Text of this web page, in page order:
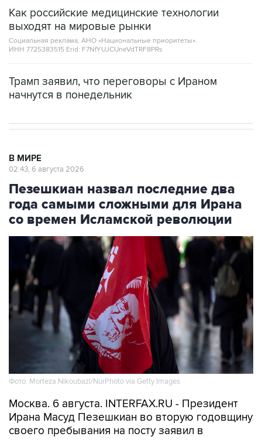
Как российские медицинские технологии
выходят на мировые рынки
Социальная реклама, АНО «Национальные приоритеты».
ИНН 7725383515 Erid: F7NfYUJCUneVdTRF8PRs
Трамп заявил, что переговоры с Ираном
начнутся в понедельник
В МИРЕ
02:43, 6 августа 2026
Пезешкиан назвал последние два
года самыми сложными для Ирана
со времен Исламской революции
Фото: Morteza Nikoubazl/NurPhoto via Getty Images
Москва. 6 августа. INTERFAX.RU - Президент
Ирана Масуд Пезешкиан во вторую годовщину
своего пребывания на посту заявил в